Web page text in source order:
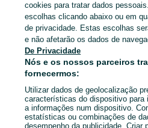
CATEGORIA
ID:671607913
cookies para tratar dados
escolhas clicando abaixo ou em
de privacidade. Estas escolhas
e não afetarão os dados de
De Privacidade
Nós e os nossos parceiros
fornecermos:
Utilizar dados de geolocalização
características do dispositivo para
a informações num dispositivo.
estatísticas ou combinações de
desempenho da publicidade. Criar